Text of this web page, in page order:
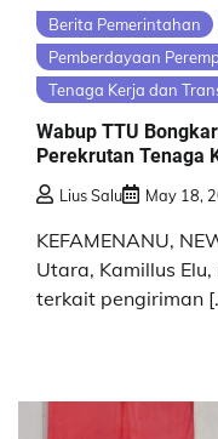
Berita Pemerintahan
Pemberdayaan
Tenaga Kerja dan
Wabup TTU
Perekrutan Tenaga
Lius Salu May 18,
KEFAMENANU,
Utara, Kamillus
terkait pengiriman